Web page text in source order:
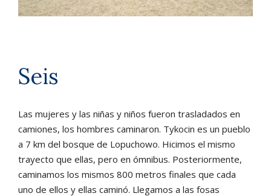
Seis
Las mujeres y las niñas y niños fueron trasladados en
camiones, los hombres caminaron. Tykocin es un pueblo
a 7 km del bosque de Lopuchowo. Hicimos el mismo
trayecto que ellas, pero en ómnibus. Posteriormente,
caminamos los mismos 800 metros finales que cada
uno de ellos y ellas caminó. Llegamos a las fosas